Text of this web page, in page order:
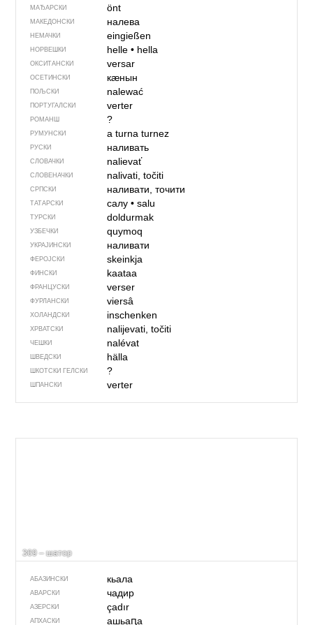
МАЂАРСКИ önt
МАКЕДОНСКИ налева
НЕМАЧКИ eingießen
НОРВЕШКИ helle• hella
ОКСИТАНСКИ versar
ОСЕТИНСКИ кӕнын
ПОЉСКИ nalewać
ПОРТУГАЛСКИ verter
РОМАНШ ?
РУМУНСКИ a turnaturnez
РУСКИ наливать
СЛОВАЧКИ nalievať
СЛОВЕНАЧКИ nalivati, točiti
СРПСКИ наливати, точити
ТАТАРСКИ салу• salu
ТУРСКИ doldurmak
УЗБЕЧКИ quymoq
УКРАЈИНСКИ наливати
ФЕРОЈСКИ skeinkja
ФИНСКИ kaataa
ФРАНЦУСКИ verser
ФУРЛАНСКИ viersâ
ХОЛАНДСКИ inschenken
ХРВАТСКИ nalijevati, točiti
ЧЕШКИ nalévat
ШВЕДСКИ hälla
ШКОТСКИ ГЕЛСКИ ?
ШПАНСКИ verter
369 – шатор
АБАЗИНСКИ кьала
АВАРСКИ чадир
АЗЕРСКИ çadır
АПХАСКИ ашьаԥа